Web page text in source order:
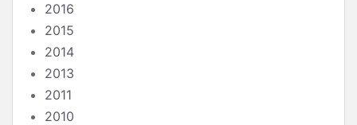
2016
2015
2014
2013
2011
2010